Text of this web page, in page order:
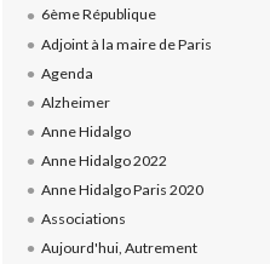
6ème République
Adjoint à la maire de Paris
Agenda
Alzheimer
Anne Hidalgo
Anne Hidalgo 2022
Anne Hidalgo Paris 2020
Associations
Aujourd'hui, Autrement